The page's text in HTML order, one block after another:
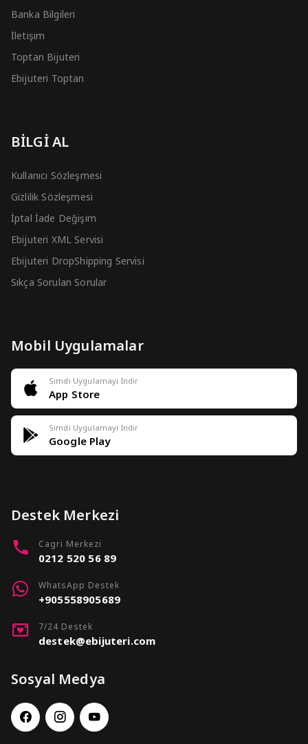
Banka Bilgileri
İletişim
Toptan Bijuteri
Ebijuteri Toptan
BİLGİ AL
Kullanıcı Sözleşmesi
Gizlilik Sözleşmesi
İptal İade Değişim
Ebijuteri XML Servisi
Ebijuteri DropShipping Servisi
Sıkça Sorulan Sorular
Mobil Uygulamalar
Simdi Uygulamayi Indir
App Store
Simdi Uygulamayi Indir
Google Play
Destek Merkezi
Cagri Merkezi
0212 520 56 89
WhatsApp Destek
+905558905689
7/24 Destek
destek@ebijuteri.com
Sosyal Medya